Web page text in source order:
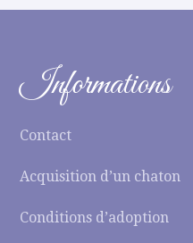
Informations
Contact
Acquisition d’un chaton
Conditions d’adoption